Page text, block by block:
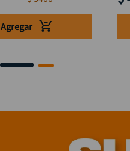
Agregar